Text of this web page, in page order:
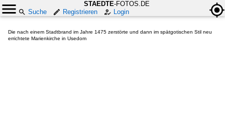
STAEDTE-FOTOS.DE
Suche
Registrieren Login
Die nach einem Stadtbrand im Jahre 1475 zerstörte und dann im spätgotischen Stil neu
errichtete Marienkirche in Usedom